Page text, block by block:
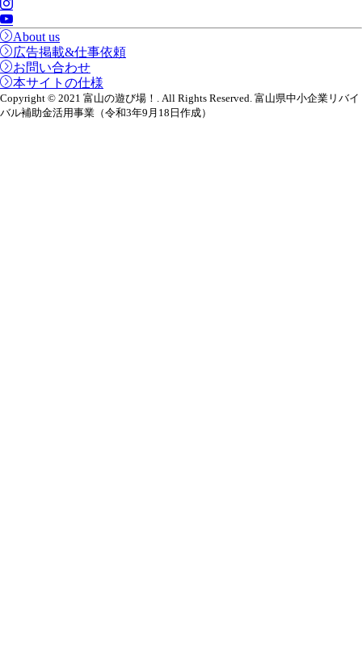
About us
広告掲載&仕事依頼
お問い合わせ
本サイトの仕様
Copyright © 2021 富山の遊び場！. All Rights Reserved. 富山県中小企業リバイ
バル補助金活用事業（令和3年9月18日作成）